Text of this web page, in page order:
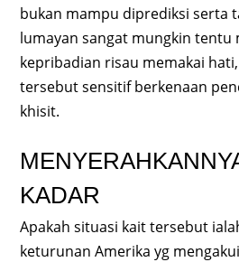
bukan mampu diprediksi serta
lumayan sangat mungkin tentu
kepribadian risau memakai
tersebut sensitif berkenaan
khisit.
KADAR
Apakah situasi kait tersebut
keturunan Amerika yg